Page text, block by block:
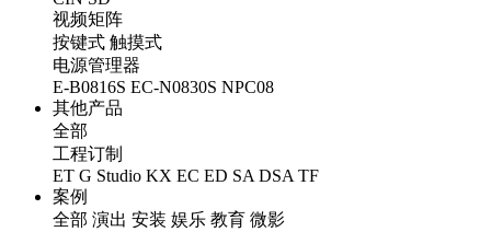
视频矩阵
按键式 触摸式
电源管理器
E-B0816S EC-N0830S NPC08
其他产品
全部
工程订制
ET G Studio KX EC ED SA DSA TF
案例
全部 演出 安装 娱乐 教育 微影